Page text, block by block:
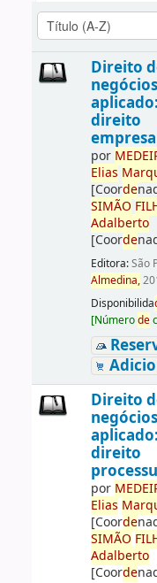
Direito
negócios
direito
por MEDE
Elias
[Coorde
SIMÃO
Adalberto
[Coorde
Editora:São
Almedina,
Disponibilida
[Númerode
Direito
negócios
direito
por MEDE
Elias
[Coorde
SIMÃO
Adalberto
[Coorde